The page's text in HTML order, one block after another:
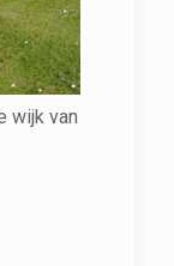
wijk van